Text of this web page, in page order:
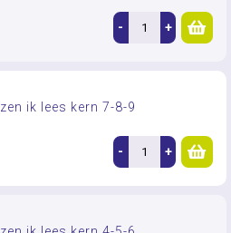
- +
ik lees kern 7-8-9
- +